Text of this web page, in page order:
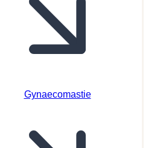
Gynaecomastie